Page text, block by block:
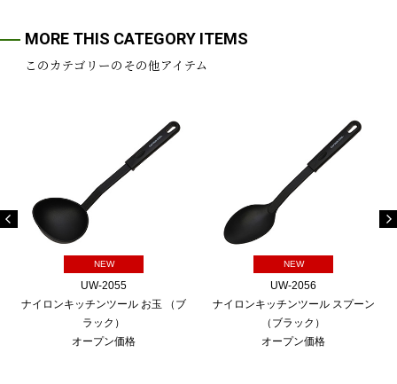
MORE THIS CATEGORY ITEMS
このカテゴリーのその他アイテム
NEW
UW-2055
ナイロンキッチンツール お玉 （ブ
ラック）
オープン価格
NEW
UW-2056
ナイロンキッチンツール スプーン
（ブラック）
オープン価格